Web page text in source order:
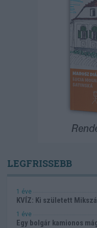
LEGFRISSEBB
1 éve
KVÍZ: Ki született
1 éve
Egy bolgár kamionos